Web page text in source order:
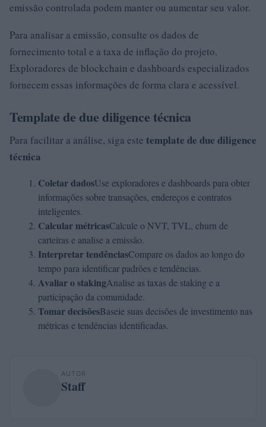
emissão controlada podem manter ou aumentar seu valor.
Para analisar a emissão, consulte os dados de
fornecimento total e a taxa de inflação do projeto.
Exploradores de blockchain e dashboards especializados
fornecem essas informações de forma clara e acessível.
Template de due diligence técnica
Para facilitar a análise, siga este template de due diligence
técnica
Coletar dadosUse exploradores e dashboards para obter
informações sobre transações, endereços e contratos
inteligentes.
Calcular métricasCalcule o NVT, TVL, churn de
carteiras e analise a emissão.
Interpretar tendênciasCompare os dados ao longo do
tempo para identificar padrões e tendências.
Avaliar o stakingAnalise as taxas de staking e a
participação da comunidade.
Tomar decisõesBaseie suas decisões de investimento nas
métricas e tendências identificadas.
AUTOR
Staff